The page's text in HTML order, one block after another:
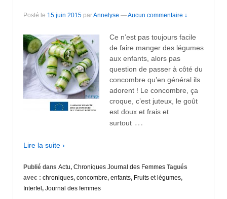
Posté le 15 juin 2015 parAnnelyse —Aucun commentaire ↓
Ce n’est pas toujours facile
de faire manger des légumes
aux enfants, alors pas
question de passer à côté du
concombre qu’en général ils
adorent ! Le concombre, ça
croque, c’est juteux, le goût
est doux et frais et
surtout …
Lire la suite ›
Publié dans Actu, Chroniques Journal des Femmes Tagués
avec : chroniques, concombre, enfants, Fruits et légumes,
Interfel , Journal des femmes